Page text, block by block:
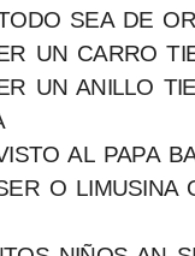
SEA DE
UN CARRO
UN ANILLO
AL PAPA
O LIMUSINA